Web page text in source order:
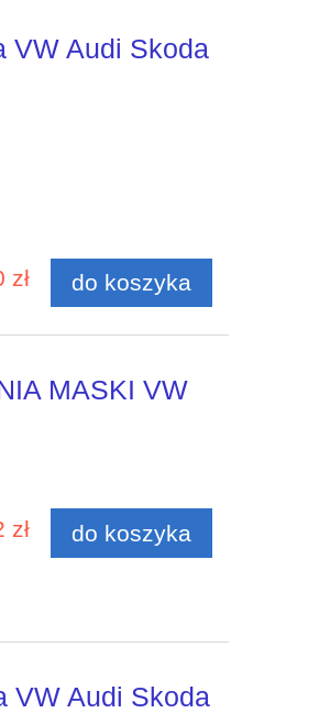
VW Audi Skoda
zł do koszyka
MASKI VW
zł do koszyka
VW Audi Skoda